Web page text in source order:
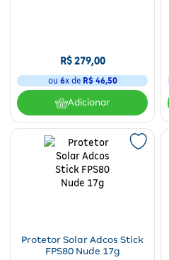
R$279,00
ou 6x de R$ 46,50
Adicionar
Protetor Solar Adcos Stick
FPS80 Nude 17g